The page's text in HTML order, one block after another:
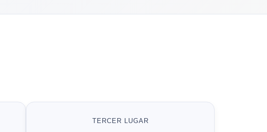
TERCER LUGAR